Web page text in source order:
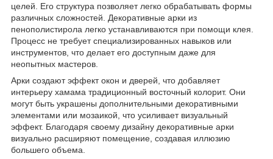
целей. Его структура позволяет легко обрабатывать формы
различных сложностей. Декоративные арки из
пенополистирола легко устанавливаются при помощи клея.
Процесс не требует специализированных навыков или
инструментов, что делает его доступным даже для
неопытных мастеров.
Арки создают эффект окон и дверей, что добавляет
интерьеру хамама традиционный восточный колорит. Они
могут быть украшены дополнительными декоративными
элементами или мозаикой, что усиливает визуальный
эффект. Благодаря своему дизайну декоративные арки
визуально расширяют помещение, создавая иллюзию
большего объема.